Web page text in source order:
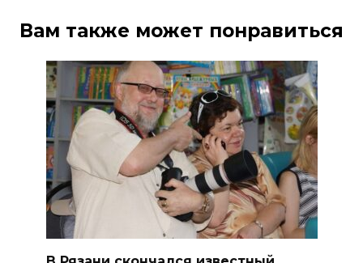
Вам также может понравиться